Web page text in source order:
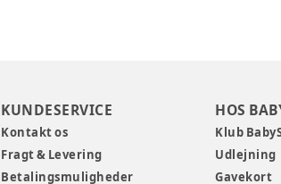
KUNDESERVICE
Kontakt os
Fragt & Levering
Betalingsmuligheder
HOS
Klub
Udlejning
Gavekort